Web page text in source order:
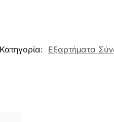
Κατηγορία: Εξαρτήματα